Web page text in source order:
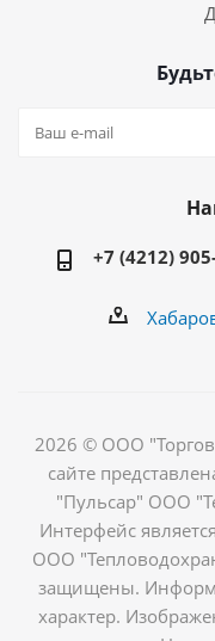
+7 (4212)
2026 © ООО
сайте
"Пульсар" ООО
Интерфейс
ООО
защищены.
характер.